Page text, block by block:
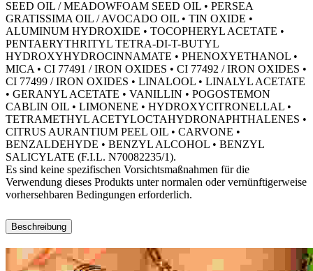
SEED OIL / MEADOWFOAM SEED OIL • PERSEA
GRATISSIMA OIL / AVOCADO OIL • TIN OXIDE •
ALUMINUM HYDROXIDE • TOCOPHERYL ACETATE •
PENTAERYTHRITYL TETRA-DI-T-BUTYL
HYDROXYHYDROCINNAMATE • PHENOXYETHANOL •
MICA • CI 77491 / IRON OXIDES • CI 77492 / IRON OXIDES •
CI 77499 / IRON OXIDES • LINALOOL • LINALYL ACETATE
• GERANYL ACETATE • VANILLIN • POGOSTEMON
CABLIN OIL • LIMONENE • HYDROXYCITRONELLAL •
TETRAMETHYL ACETYLOCTAHYDRONAPHTHALENES •
CITRUS AURANTIUM PEEL OIL • CARVONE •
BENZALDEHYDE • BENZYL ALCOHOL • BENZYL
SALICYLATE (F.I.L. N70082235/1).
Es sind keine spezifischen Vorsichtsmaßnahmen für die
Verwendung dieses Produkts unter normalen oder vernünftigerweise
vorhersehbaren Bedingungen erforderlich.
Beschreibung